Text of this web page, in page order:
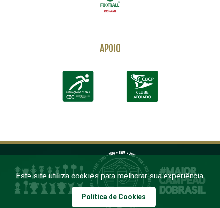
APOIO
Este site utiliza cookies para melhorar sua experiência.
Política de Cookies